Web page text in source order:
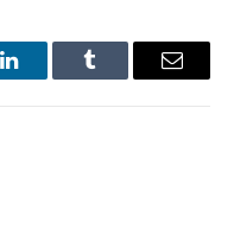
LinkedInTumblr Имэйл